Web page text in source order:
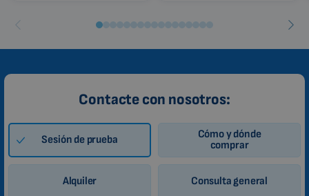
Contacte con nosotros:
Sesión de prueba
Cómo y dónde
comprar
Alquiler Consulta general